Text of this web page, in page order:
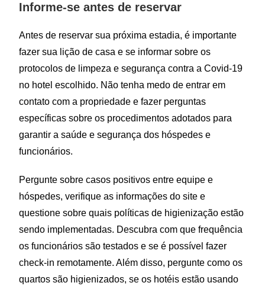
Informe-se antes de reservar
Antes de reservar sua próxima estadia, é importante
fazer sua lição de casa e se informar sobre os
protocolos de limpeza e segurança contra a Covid-19
no hotel escolhido. Não tenha medo de entrar em
contato com a propriedade e fazer perguntas
específicas sobre os procedimentos adotados para
garantir a saúde e segurança dos hóspedes e
funcionários.
Pergunte sobre casos positivos entre equipe e
hóspedes, verifique as informações do site e
questione sobre quais políticas de higienização estão
sendo implementadas. Descubra com que frequência
os funcionários são testados e se é possível fazer
check-in remotamente. Além disso, pergunte como os
quartos são higienizados, se os hotéis estão usando